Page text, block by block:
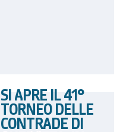
SI APRE IL 41°
TORNEO DELLE
CONTRADE DI